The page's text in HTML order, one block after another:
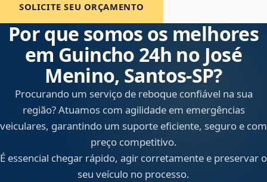
SOLICITE SEU ORÇAMENTO
Por que somos os melhores
em Guincho 24h no José
Menino, Santos‑SP?
Procurando um serviço de reboque confiável na sua
região? Atuamos com agilidade em emergências
veiculares, garantindo um suporte eficiente, seguro e com
preço competitivo.
É essencial chegar rápido, agir corretamente e preservar o
seu veículo no processo.